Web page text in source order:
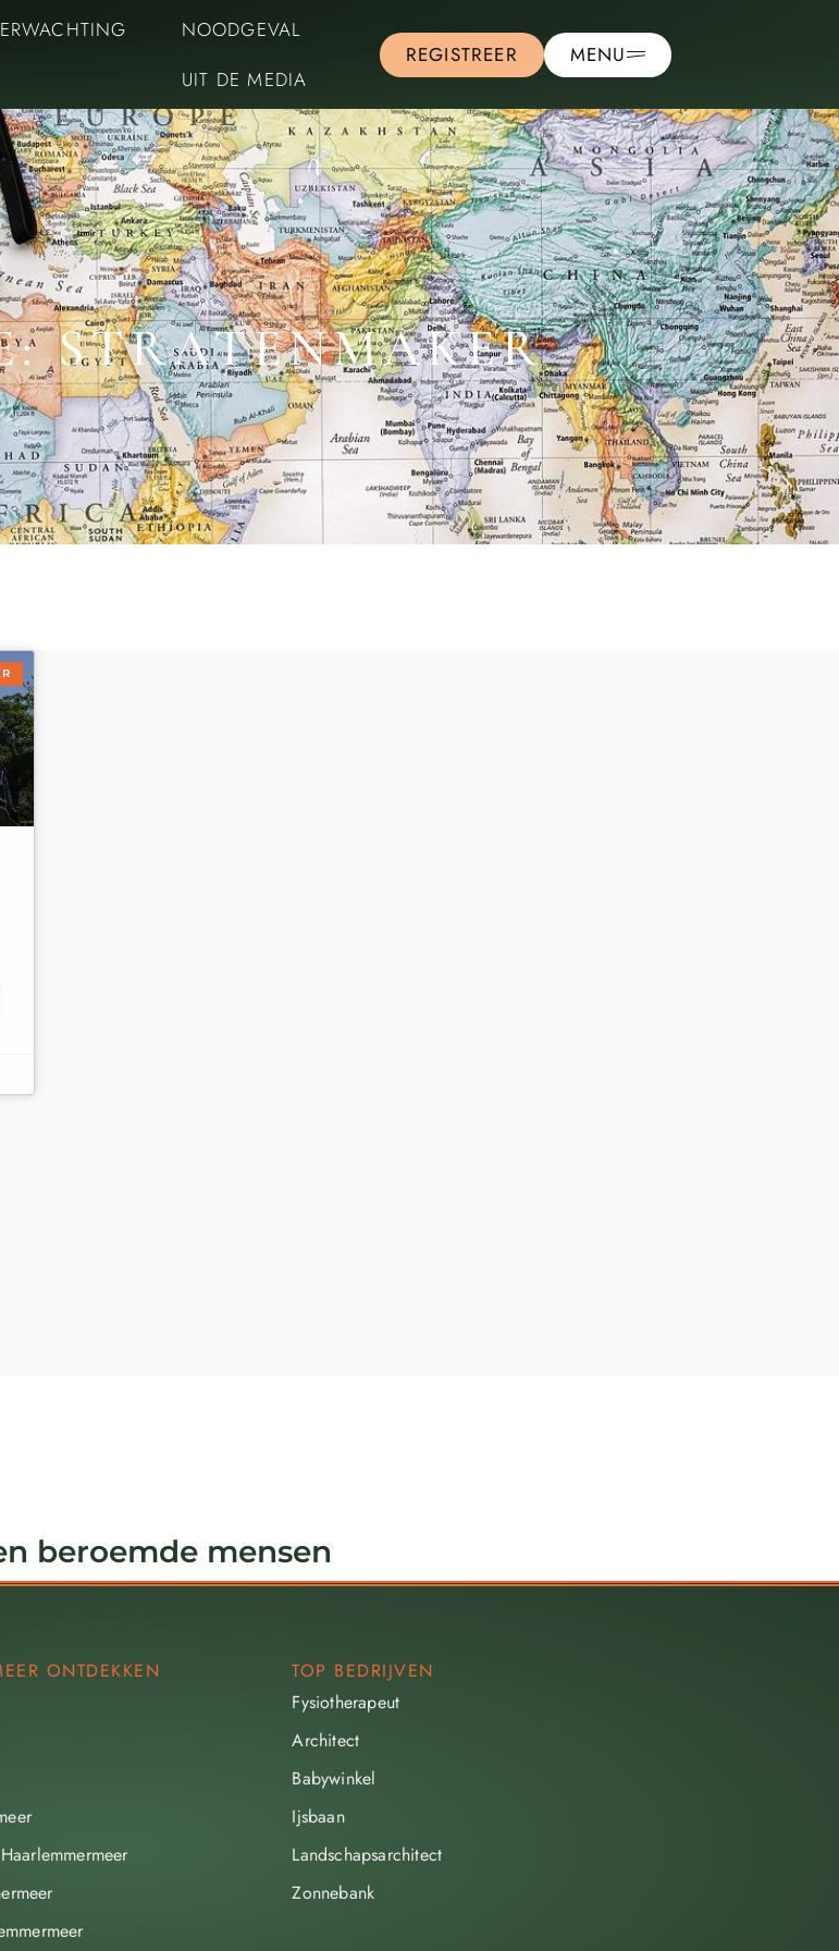
NOODGEVAL
UIT DE MEDIA
REGISTREER MENU
STRATENMAKER
beroemde mensen
ONTDEKKEN
TOP BEDRIJVEN
Fysiotherapeut
Architect
Babywinkel
Ijsbaan
Landschapsarchitect
Zonnebank